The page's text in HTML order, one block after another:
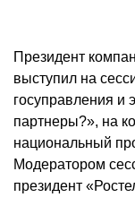
Президент
выступил на
госуправления и
партнеры?», на
национальный
Модератором
президент